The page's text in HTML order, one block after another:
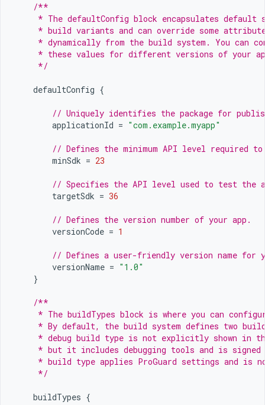
/**
* The defaultConfig block encapsulates default
* build variants and can override some
* dynamically from the build system. You can
* these values for different versions of your
     */
defaultConfig {
// Uniquely identifies the package for
applicationId = "com.example.myapp"
// Defines the minimum API level required
minSdk = 23
// Specifies the API level used to test the
targetSdk = 36
// Defines the version number of your app.
versionCode = 1
// Defines a user-friendly version name for
versionName = "1.0"
}
/**
* The buildTypes block is where you can
* By default, the build system defines two
* debug build type is not explicitly shown in
* but it includes debugging tools and is
* build type applies ProGuard settings and is
     */
buildTypes {